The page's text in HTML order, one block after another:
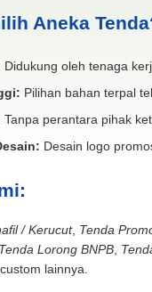
Aneka
Didukung oleh tenaga
Pilihan bahan terpal
Tanpa perantara pihak
Desain logo
/ Kerucut, Tenda
Tenda Lorong BNPB,
lainnya.